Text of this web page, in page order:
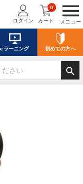
menu
メニュー
ログイン カート
0
eラーニング 初めての方へ
search